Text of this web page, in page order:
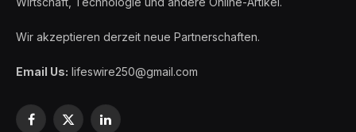
Wir akzeptieren derzeit neue Partnerschaften.
Email Us: lifeswire250@gmail.com
Facebook
X
LinkedIn